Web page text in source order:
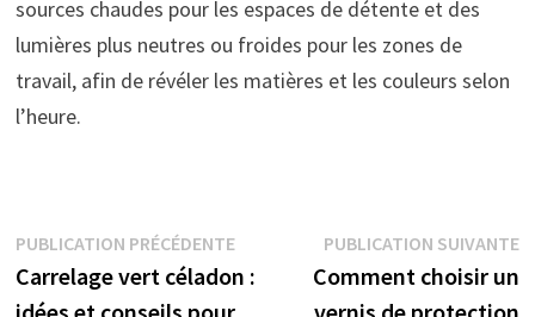
sources chaudes pour les espaces de détente et des
lumières plus neutres ou froides pour les zones de
travail, afin de révéler les matières et les couleurs selon
l’heure.
Navigation
de
PUBLICATION PRÉCÉDENTEPublication
précédente :
Carrelage vert céladon :
PUBLICATION SUIVANTE
Comment choisir un